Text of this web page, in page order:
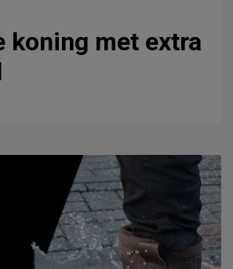
koning met extra